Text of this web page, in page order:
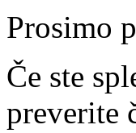
Prosimo
Če ste
preverite